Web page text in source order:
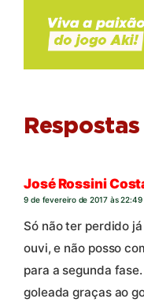
José Rossini
9 de fevereiro de 2017 às 22:49
Só não ter perdido
ouvi, e não posso
para a segunda
goleada graças ao